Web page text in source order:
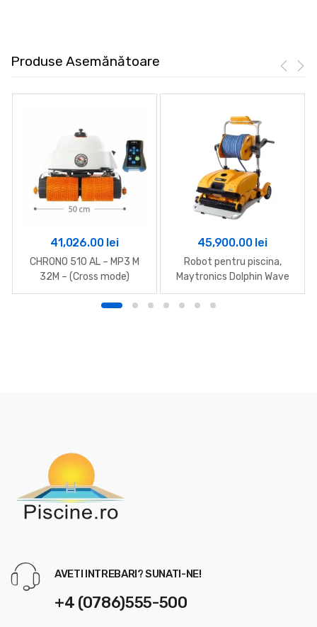
Produse Asemănătoare
41,026.00 lei
CHRONO 510 AL – MP3 M
32M – (Cross mode)
45,900.00 lei
Robot pentru piscina,
Maytronics Dolphin Wave
200XL
AVETI INTREBARI? SUNATI-NE!
+4 (0786)555-500